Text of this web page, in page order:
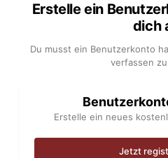
Erstelle ein
dich
Du musst ein Benutzerkonto
verfassen
Erstelle ein neues
Jetzt